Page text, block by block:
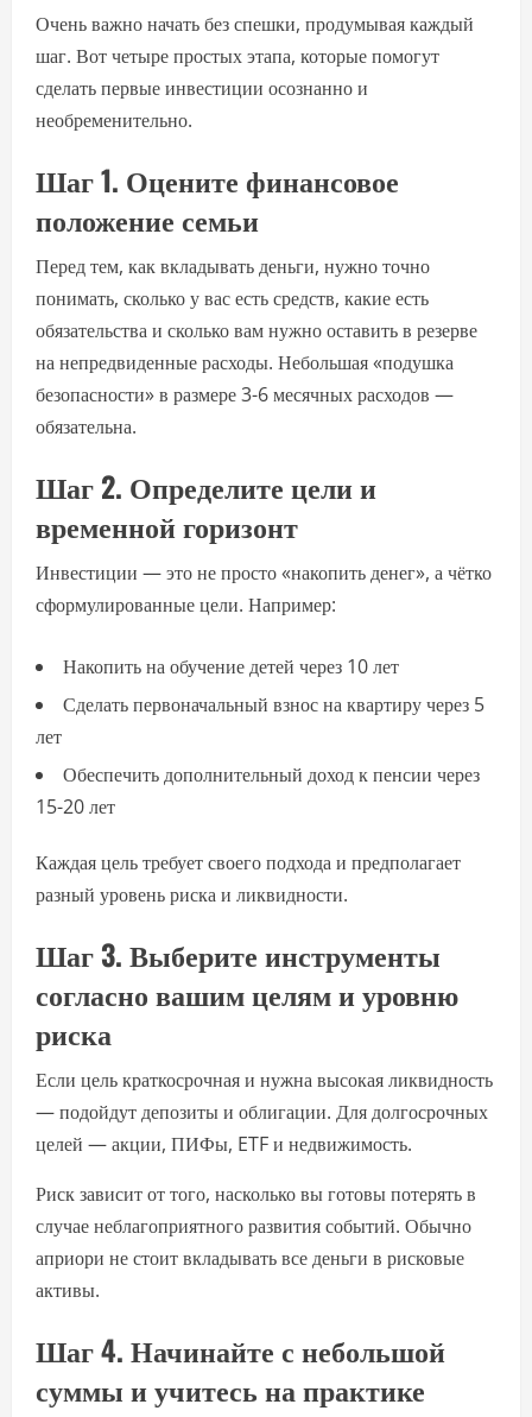
Очень важно начать без спешки, продумывая каждый
шаг. Вот четыре простых этапа, которые помогут
сделать первые инвестиции осознанно и
необременительно.
Шаг 1. Оцените финансовое
положение семьи
Перед тем, как вкладывать деньги, нужно точно
понимать, сколько у вас есть средств, какие есть
обязательства и сколько вам нужно оставить в резерве
на непредвиденные расходы. Небольшая «подушка
безопасности» в размере 3-6 месячных расходов —
обязательна.
Шаг 2. Определите цели и
временной горизонт
Инвестиции — это не просто «накопить денег», а чётко
сформулированные цели. Например:
Накопить на обучение детей через 10 лет
Сделать первоначальный взнос на квартиру через 5
лет
Обеспечить дополнительный доход к пенсии через
15-20 лет
Каждая цель требует своего подхода и предполагает
разный уровень риска и ликвидности.
Шаг 3. Выберите инструменты
согласно вашим целям и уровню
риска
Если цель краткосрочная и нужна высокая ликвидность
— подойдут депозиты и облигации. Для долгосрочных
целей — акции, ПИФы, ETF и недвижимость.
Риск зависит от того, насколько вы готовы потерять в
случае неблагоприятного развития событий. Обычно
априори не стоит вкладывать все деньги в рисковые
активы.
Шаг 4. Начинайте с небольшой
суммы и учитесь на практике